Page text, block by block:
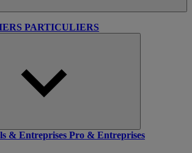
PARTICULIERS
& Entreprises Pro & Entreprises